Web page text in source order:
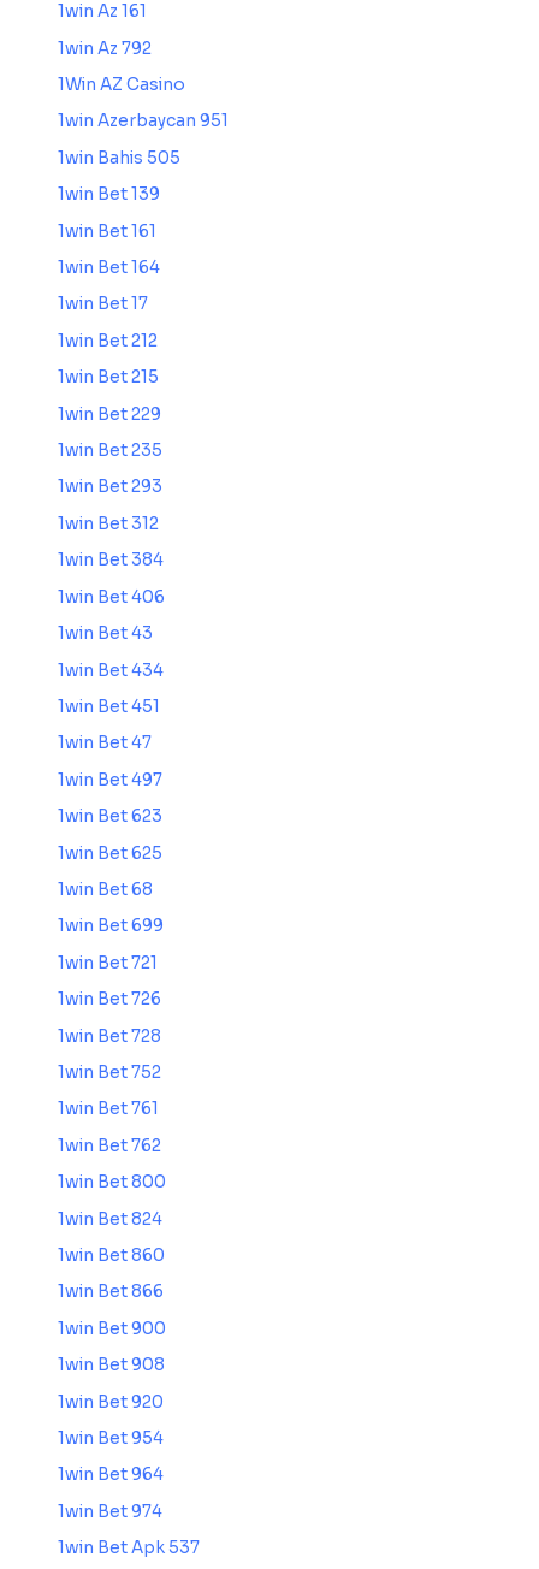
1win Az 161
1win Az 792
1Win AZ Casino
1win Azerbaycan 951
1win Bahis 505
1win Bet 139
1win Bet 161
1win Bet 164
1win Bet 17
1win Bet 212
1win Bet 215
1win Bet 229
1win Bet 235
1win Bet 293
1win Bet 312
1win Bet 384
1win Bet 406
1win Bet 43
1win Bet 434
1win Bet 451
1win Bet 47
1win Bet 497
1win Bet 623
1win Bet 625
1win Bet 68
1win Bet 699
1win Bet 721
1win Bet 726
1win Bet 728
1win Bet 752
1win Bet 761
1win Bet 762
1win Bet 800
1win Bet 824
1win Bet 860
1win Bet 866
1win Bet 900
1win Bet 908
1win Bet 920
1win Bet 954
1win Bet 964
1win Bet 974
1win Bet Apk 537